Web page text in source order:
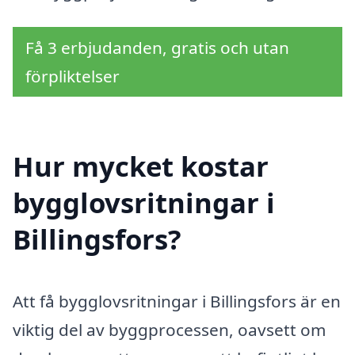
Få 3 erbjudanden, gratis och utan
förpliktelser
Hur mycket kostar
bygglovsritningar i
Billingsfors?
Att få bygglovsritningar i Billingsfors är en
viktig del av byggprocessen, oavsett om